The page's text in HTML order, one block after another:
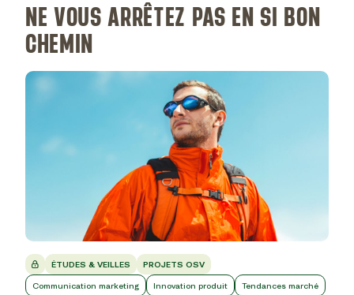
NE VOUS ARRÊTEZ PAS EN SI BON
CHEMIN
ÉTUDES & VEILLES PROJETS OSV
Communication marketing Innovation produit Tendances marché